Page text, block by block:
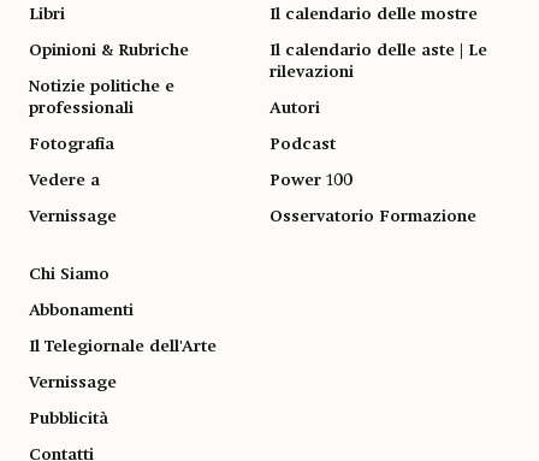
Libri
Opinioni & Rubriche
Notizie politiche e
professionali
Fotografia
Vedere a
Vernissage
Il calendario delle mostre
Il calendario delle aste | Le
rilevazioni
Autori
Podcast
Power 100
Osservatorio Formazione
Chi Siamo
Abbonamenti
Il Telegiornale dell'Arte
Vernissage
Pubblicità
Contatti